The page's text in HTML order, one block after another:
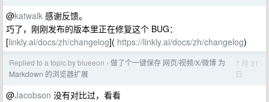
@katwalk 感谢反馈。
巧了，刚刚发布的版本里正在修复这个 BUG：
[linkly.ai/docs/zh/changelog]( https://linkly.ai/docs/zh/changelog)
Replied to a topic by blueeon › 做了个一键保存 网页/视频/X/微博 为
Markdown 的浏览器扩展
7 月 31
日
@Jacobson 没有对比过，看看